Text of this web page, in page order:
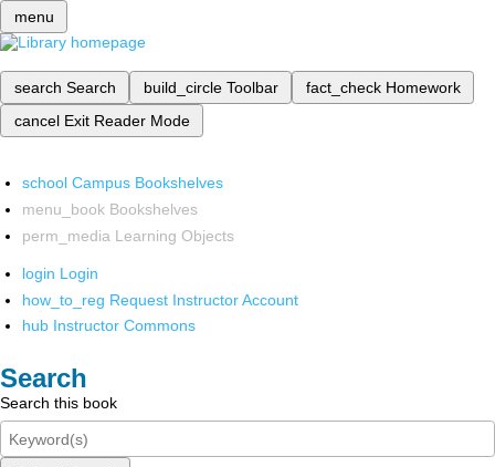
menu
search Search build_circle Toolbar fact_check Homework
cancel Exit Reader Mode
school Campus Bookshelves
menu_book Bookshelves
perm_media Learning Objects
login Login
how_to_reg Request Instructor Account
hub Instructor Commons
Search
Search this book